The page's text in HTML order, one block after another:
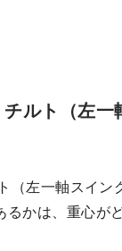
ルト（左一
（左一軸スイン
るかは、重心が